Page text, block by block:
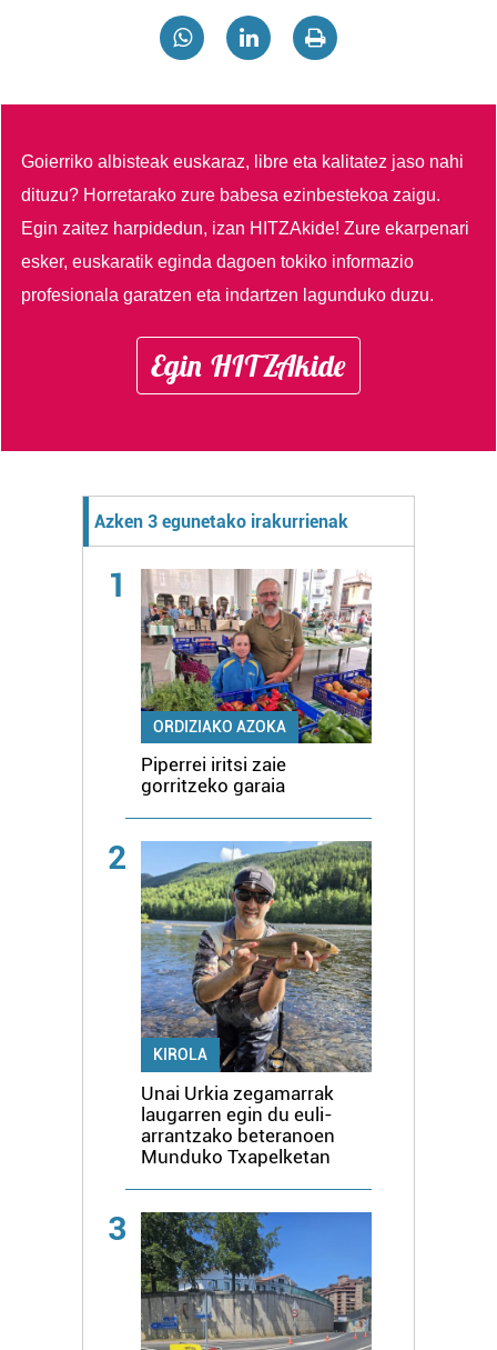
Goierriko albisteak euskaraz, libre eta kalitatez jaso nahi
dituzu? Horretarako zure babesa ezinbestekoa zaigu.
Egin zaitez harpidedun, izan HITZAkide!Zure ekarpenari
esker, euskaratik eginda dagoen tokiko informazio
profesionala garatzen eta indartzen lagunduko duzu.
Egin HITZAkide
Azken 3 egunetako irakurrienak
1
ORDIZIAKO AZOKA
Piperrei iritsi zaie
gorritzeko garaia
2
KIROLA
Unai Urkia zegamarrak
laugarren egin du euli-
arrantzako beteranoen
Munduko Txapelketan
3